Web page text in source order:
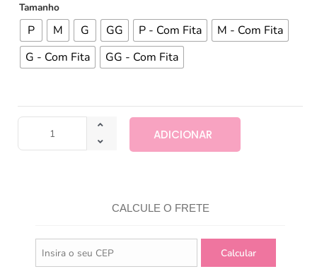
Tamanho
P M G GG P - Com Fita
M - Com Fita
G - Com Fita
GG - Com Fita
ADICIONAR
CALCULE O FRETE